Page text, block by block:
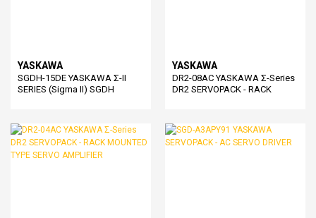
YASKAWA
SGDH-15DE YASKAWA Σ-II
SERIES (Sigma II) SGDH
YASKAWA
DR2-08AC YASKAWA Σ-Series
DR2 SERVOPACK - RACK